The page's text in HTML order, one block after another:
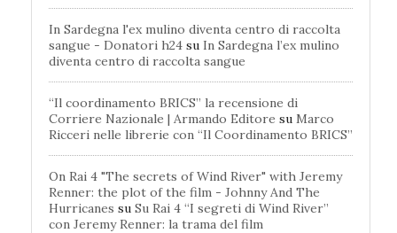
In Sardegna l'ex mulino diventa centro di raccolta
sangue - Donatori h24 su In Sardegna l’ex mulino
diventa centro di raccolta sangue
“Il coordinamento BRICS” la recensione di
Corriere Nazionale | Armando Editore su Marco
Ricceri nelle librerie con “Il Coordinamento BRICS”
On Rai 4 "The secrets of Wind River" with Jeremy
Renner: the plot of the film - Johnny And The
Hurricanes su Su Rai 4 “I segreti di Wind River”
con Jeremy Renner: la trama del film